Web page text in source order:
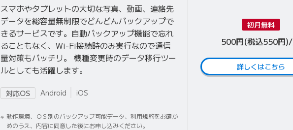
スマホやタブレットの大切な写真、動画、連絡先
データを総容量無制限でどんどんバックアップで
きるサービスです。自動バックアップ機能で忘れ
ることもなく、Wi-Fi接続時のみ実行なので通信
量対策もバッチリ。 機種変更時のデータ移行ツー
ルとしても活躍します。
対応OS Android iOS
動作環境、ＯＳ別のバックアップ可能データ、利用規約をお確か
めのうえ、内容に同意した後にお申し込みください。
初月無料
500円(税込550円
詳しくはこちら
（新しい